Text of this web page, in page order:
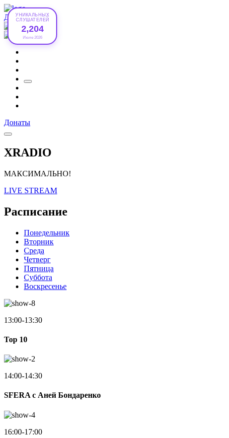
УНИКАЛЬНЫХ
СЛУШАТЕЛЕЙ
2,204
Июле 2026
Донаты
Донаты
XRADIO
МАКСИМАЛЬНО!
LIVE STREAM
Расписание
Понедельник
Вторник
Среда
Четверг
Пятница
Суббота
Воскресенье
13:00-13:30
Top 10
14:00-14:30
SFERA с Аней Бондаренко
16:00-17:00